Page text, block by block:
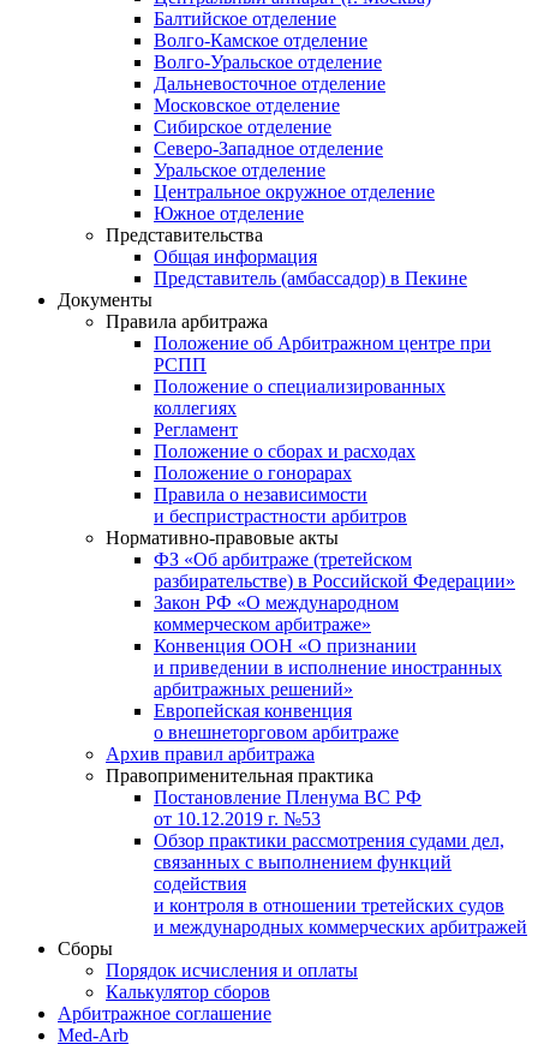
Балтийское отделение
Волго-Камское отделение
Волго-Уральское отделение
Дальневосточное отделение
Московское отделение
Сибирское отделение
Северо-Западное отделение
Уральское отделение
Центральное окружное отделение
Южное отделение
Представительства
Общая информация
Представитель (амбассадор) в Пекине
Документы
Правила арбитража
Положение об Арбитражном центре при
РСПП
Положение о специализированных
коллегиях
Регламент
Положение о сборах и расходах
Положение о гонорарах
Правила о независимости
и беспристрастности арбитров
Нормативно-правовые акты
ФЗ «Об арбитраже (третейском
разбирательстве) в Российской Федерации»
Закон РФ «О международном
коммерческом арбитраже»
Конвенция ООН «О признании
и приведении в исполнение иностранных
арбитражных решений»
Европейская конвенция
о внешнеторговом арбитраже
Архив правил арбитража
Правоприменительная практика
Постановление Пленума ВС РФ
от 10.12.2019 г. №53
Обзор практики рассмотрения судами дел,
связанных с выполнением функций
содействия
и контроля в отношении третейских судов
и международных коммерческих арбитражей
Сборы
Порядок исчисления и оплаты
Калькулятор сборов
Арбитражное соглашение
Med-Arb